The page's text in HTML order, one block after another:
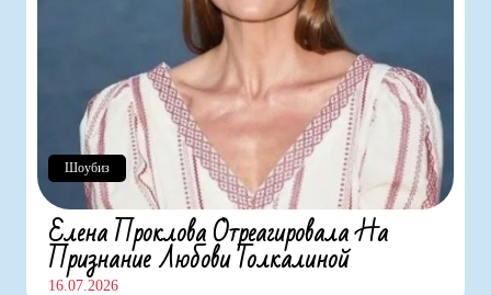
Елена Проклова Отреагировала На
Признание Любови Толкалиной
16.07.2026
Шоубиз